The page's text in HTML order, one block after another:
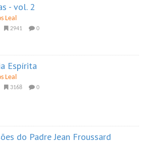
- vol. 2
Leal
2941 0
Espírita
Leal
3168 0
do Padre Jean Froussard